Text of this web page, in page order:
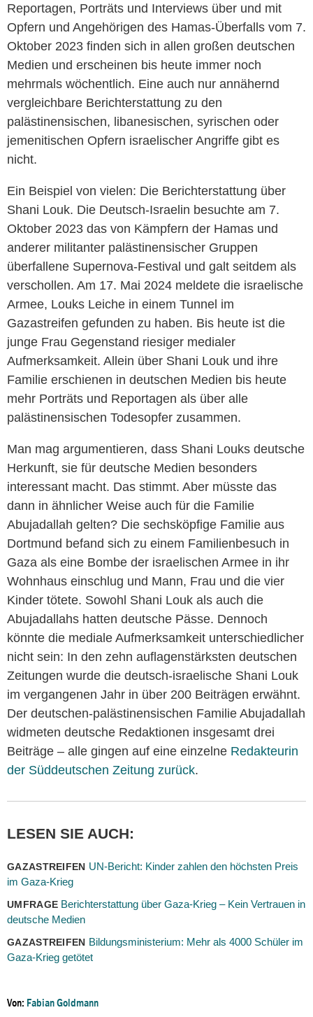
Reportagen, Porträts und Interviews über und mit
Opfern und Angehörigen des Hamas-Überfalls vom 7.
Oktober 2023 finden sich in allen großen deutschen
Medien und erscheinen bis heute immer noch
mehrmals wöchentlich. Eine auch nur annähernd
vergleichbare Berichterstattung zu den
palästinensischen, libanesischen, syrischen oder
jemenitischen Opfern israelischer Angriffe gibt es
nicht.
Ein Beispiel von vielen: Die Berichterstattung über
Shani Louk. Die Deutsch-Israelin besuchte am 7.
Oktober 2023 das von Kämpfern der Hamas und
anderer militanter palästinensischer Gruppen
überfallene Supernova-Festival und galt seitdem als
verschollen. Am 17. Mai 2024 meldete die israelische
Armee, Louks Leiche in einem Tunnel im
Gazastreifen gefunden zu haben. Bis heute ist die
junge Frau Gegenstand riesiger medialer
Aufmerksamkeit. Allein über Shani Louk und ihre
Familie erschienen in deutschen Medien bis heute
mehr Porträts und Reportagen als über alle
palästinensischen Todesopfer zusammen.
Man mag argumentieren, dass Shani Louks deutsche
Herkunft, sie für deutsche Medien besonders
interessant macht. Das stimmt. Aber müsste das
dann in ähnlicher Weise auch für die Familie
Abujadallah gelten? Die sechsköpfige Familie aus
Dortmund befand sich zu einem Familienbesuch in
Gaza als eine Bombe der israelischen Armee in ihr
Wohnhaus einschlug und Mann, Frau und die vier
Kinder tötete. Sowohl Shani Louk als auch die
Abujadallahs hatten deutsche Pässe. Dennoch
könnte die mediale Aufmerksamkeit unterschiedlicher
nicht sein: In den zehn auflagenstärksten deutschen
Zeitungen wurde die deutsch-israelische Shani Louk
im vergangenen Jahr in über 200 Beiträgen erwähnt.
Der deutschen-palästinensischen Familie Abujadallah
widmeten deutsche Redaktionen insgesamt drei
Beiträge – alle gingen auf eine einzelne Redakteurin
der Süddeutschen Zeitung zurück.
LESEN SIE AUCH:
GAZASTREIFEN UN-Bericht: Kinder zahlen den höchsten Preis
im Gaza-Krieg
UMFRAGE Berichterstattung über Gaza-Krieg – Kein Vertrauen in
deutsche Medien
GAZASTREIFEN Bildungsministerium: Mehr als 4000 Schüler im
Gaza-Krieg getötet
Von: Fabian Goldmann